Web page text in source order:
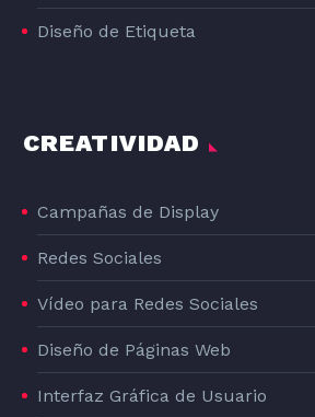
Diseño de Etiqueta
CREATIVIDAD
Campañas de Display
Redes Sociales
Vídeo para Redes Sociales
Diseño de Páginas Web
Interfaz Gráfica de Usuario